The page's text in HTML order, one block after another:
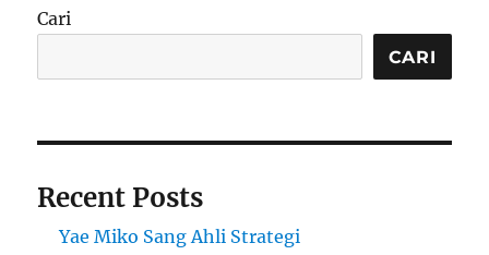
Cari
CARI
Recent Posts
Yae Miko Sang Ahli Strategi